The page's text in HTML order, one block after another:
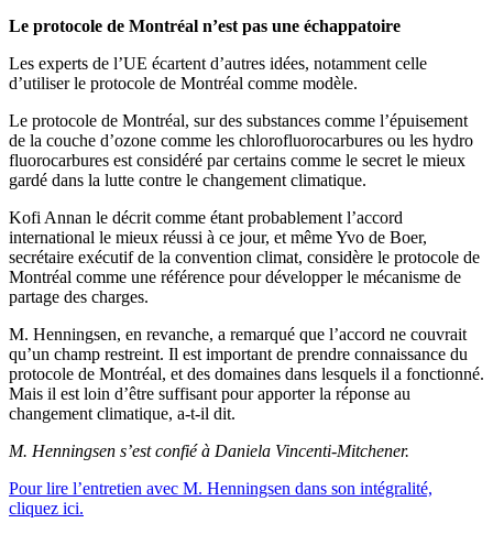
Le protocole de Montréal n’est pas une échappatoire
Les experts de l’UE écartent d’autres idées, notamment celle
d’utiliser le protocole de Montréal comme modèle.
Le protocole de Montréal, sur des substances comme l’épuisement
de la couche d’ozone comme les chlorofluorocarbures ou les hydro
fluorocarbures est considéré par certains comme le secret le mieux
gardé dans la lutte contre le changement climatique.
Kofi Annan le décrit comme étant probablement l’accord
international le mieux réussi à ce jour, et même Yvo de Boer,
secrétaire exécutif de la convention climat, considère le protocole de
Montréal comme une référence pour développer le mécanisme de
partage des charges.
M. Henningsen, en revanche, a remarqué que l’accord ne couvrait
qu’un champ restreint. Il est important de prendre connaissance du
protocole de Montréal, et des domaines dans lesquels il a fonctionné.
Mais il est loin d’être suffisant pour apporter la réponse au
changement climatique, a-t-il dit.
M. Henningsen s’est confié à Daniela Vincenti-Mitchener.
Pour lire l’entretien avec M. Henningsen dans son intégralité,
cliquez ici.